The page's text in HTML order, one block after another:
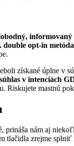
informovaný
double opt-in
získané úplne v
v intenciách
Riskujete mastnú
prináša nám aj
tlačidla zrejme splniť